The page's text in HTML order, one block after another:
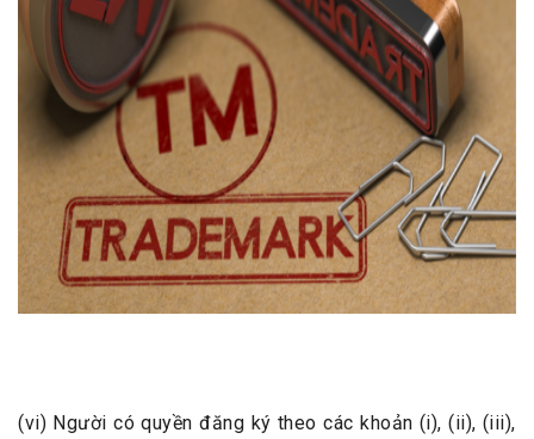
(vi) Người có quyền đăng ký theo các khoản (i), (ii), (iii),